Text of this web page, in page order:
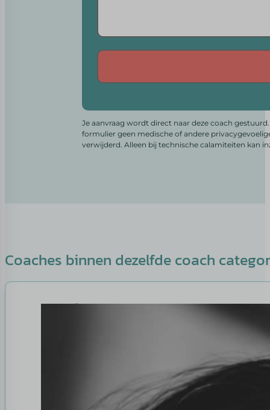
Je aanvraag wordt direct naar deze coach
formulier geen medische of andere
verwijderd. Alleen bij technische calamiteiten kan
Coaches binnen dezelfde coach